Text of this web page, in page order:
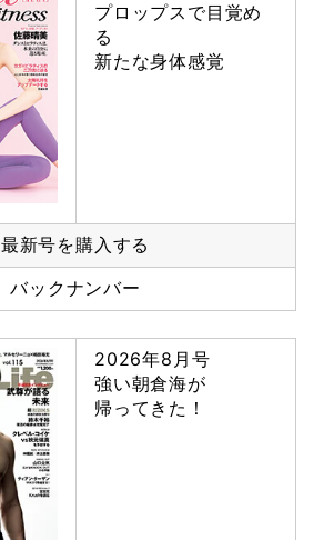
プロップスで目覚め
る
新たな身体感覚
最新号を購入する
バックナンバー
2026年8月号
強い朝倉海が
帰ってきた！